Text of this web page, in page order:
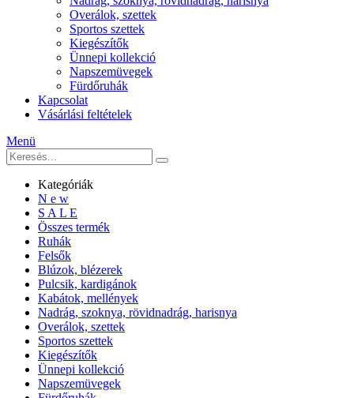
Overálok, szettek
Sportos szettek
Kiegészítők
Ünnepi kollekció
Napszemüvegek
Fürdőruhák
Kapcsolat
Vásárlási feltételek
Menü
Kategóriák
N e w
S A L E
Összes termék
Ruhák
Felsők
Blúzok, blézerek
Pulcsik, kardigánok
Kabátok, mellények
Nadrág, szoknya, rövidnadrág, harisnya
Overálok, szettek
Sportos szettek
Kiegészítők
Ünnepi kollekció
Napszemüvegek